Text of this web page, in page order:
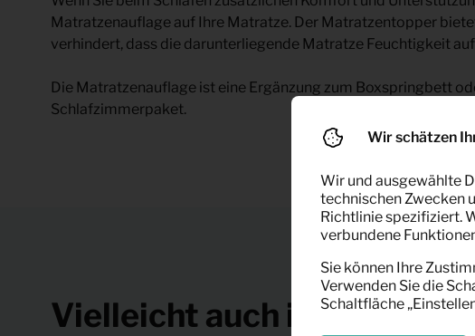
Matratzenauflage auf Ihre Matratze. Der Matratzentopper
verhindert, dass die darunterliegende Matratze Feuchtigkeit
Die Matratzenauflage ist eine Ergänzung zum Boxspringbett
Schlafzimmerpaket.
Vielleicht auch interessant
Wir schätzen
Wir und ausgewählte
technischen Zwecken
Richtlinie spezifiziert.
verbundene
Sie können Ihre
Verwenden Sie die
Schaltfläche